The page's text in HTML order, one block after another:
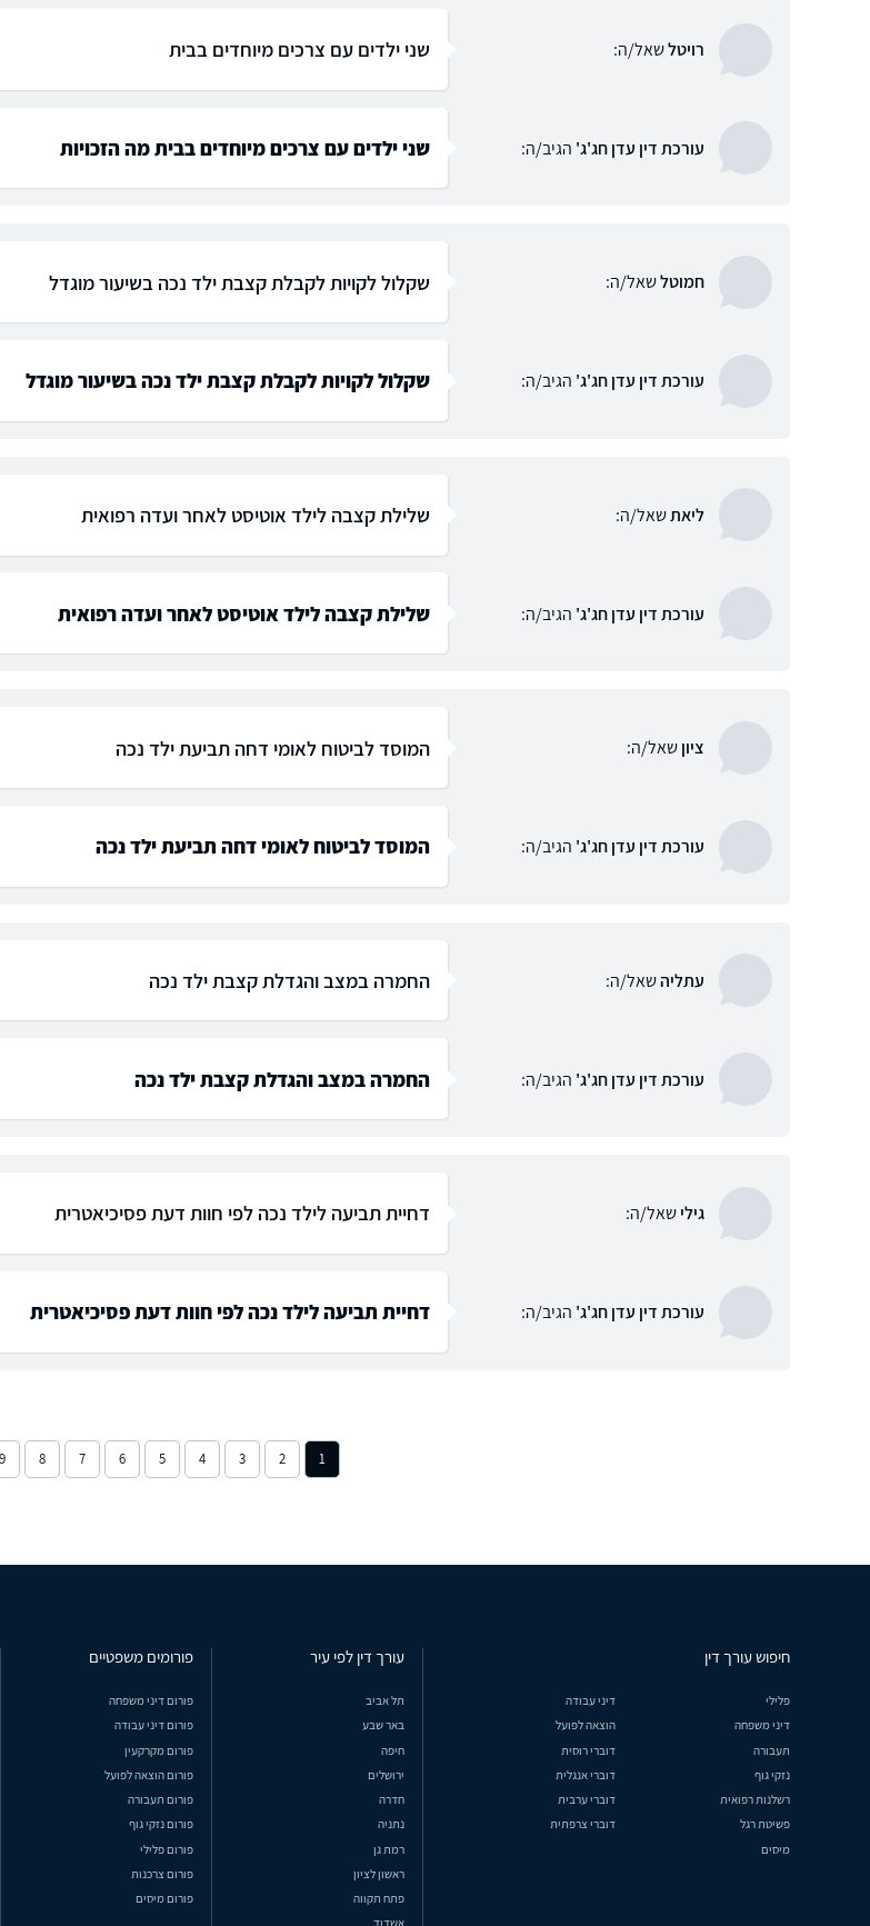
רויטלשאל/ה: שני ילדים עם צרכים מיוחדים בבית
עורכת דין עדן חג'ג' הגיב/ה: שני ילדים עם צרכים מיוחדים בבית מה הזכויות
חמוטלשאל/ה: שקלול לקויות לקבלת קצבת ילד נכה בשיעור מוגדל
עורכת דין עדן חג'ג' הגיב/ה: שקלול לקויות לקבלת קצבת ילד נכה בשיעור מוגדל
ליאתשאל/ה: שלילת קצבה לילד אוטיסט לאחר ועדה רפואית
עורכת דין עדן חג'ג' הגיב/ה: שלילת קצבה לילד אוטיסט לאחר ועדה רפואית
ציוןשאל/ה: המוסד לביטוח לאומי דחה תביעת ילד נכה
עורכת דין עדן חג'ג' הגיב/ה: המוסד לביטוח לאומי דחה תביעת ילד נכה
עתליהשאל/ה: החמרה במצב והגדלת קצבת ילד נכה
עורכת דין עדן חג'ג' הגיב/ה: החמרה במצב והגדלת קצבת ילד נכה
גילישאל/ה: דחיית תביעה לילד נכה לפי חוות דעת פסיכיאטרית
עורכת דין עדן חג'ג' הגיב/ה: דחיית תביעה לילד נכה לפי חוות דעת פסיכיאטרית
1
2
3
4
5
6
7
8
9
חיפוש עורך דין
פלילי
דיני עבודה
דיני משפחה
הוצאה לפועל
תעבורה
דוברי רוסית
נזקי גוף
דוברי אנגלית
רשלנות רפואית
דוברי ערבית
פשיטת רגל
דוברי צרפתית
מיסים
עורך דין לפי עיר
תל אביב
באר שבע
חיפה
ירושלים
חדרה
נתניה
רמת גן
ראשון לציון
פתח תקווה
פורומים משפטיים
פורום דיני משפחה
פורום דיני עבודה
פורום מקרקעין
פורום הוצאה לפועל
פורום תעבורה
פורום נזקי גוף
פורום פלילי
פורום צרכנות
פורום מיסים